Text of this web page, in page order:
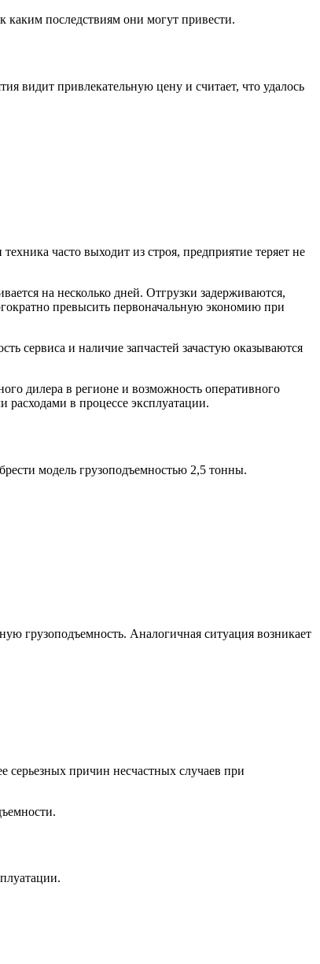
каким последствиям они могут привести.
видит привлекательную цену и считает, что удалось
часто выходит из строя, предприятие теряет не
на несколько дней. Отгрузки задерживаются,
превысить первоначальную экономию при
сервиса и наличие запчастей зачастую оказываются
дилера в регионе и возможность оперативного
расходами в процессе эксплуатации.
модель грузоподъемностью 2,5 тонны.
грузоподъемность. Аналогичная ситуация возникает
серьезных причин несчастных случаев при